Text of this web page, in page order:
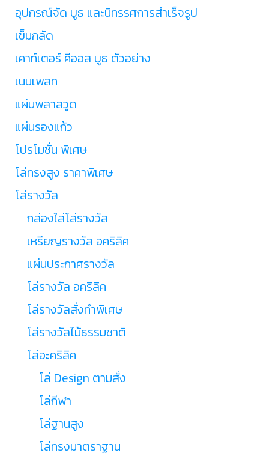
อุปกรณ์จัด บูธ และนิทรรศการสำเร็จรูป
เข็มกลัด
เคาท์เตอร์ คีออส บูธ ตัวอย่าง
เนมเพลท
แผ่นพลาสวูด
แผ่นรองแก้ว
โปรโมชั่น พิเศษ
โล่ทรงสูง ราคาพิเศษ
โล่รางวัล
กล่องใส่โล่รางวัล
เหรียญรางวัล อคริลิค
แผ่นประกาศรางวัล
โล่รางวัล อคริลิค
โล่รางวัลสั่งทำพิเศษ
โล่รางวัลไม้ธรรมชาติ
โล่อะคริลิค
โล่ Design ตามสั่ง
โล่กีฬา
โล่ฐานสูง
โล่ทรงมาตราฐาน